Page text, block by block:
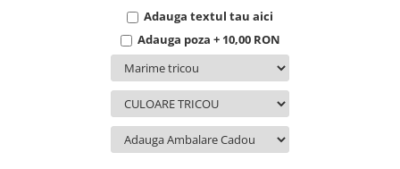
Adauga textul tau aici
Adauga poza + 10,00 RON